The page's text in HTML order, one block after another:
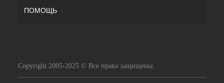
ПОМОЩЬ
Copyright 2005-2025 © Все права защищены.